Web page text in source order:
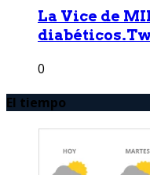
La Vice de
0
El tiempo